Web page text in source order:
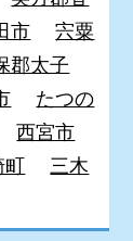
市
宍粟
郡太子
たつの
西宮市
三木